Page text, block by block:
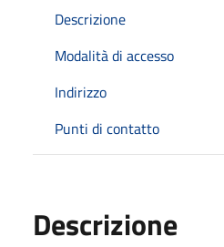
Descrizione
Modalità di accesso
Indirizzo
Punti di contatto
Descrizione